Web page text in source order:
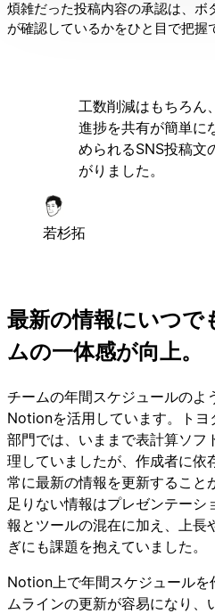
煩雑だった投稿内容の承認は、ボ
が確認しているかをひと目で把握
工数削減はもちろん
進捗を共有が簡単に
められるSNS投稿文
がりました。
若杉拓
最新の情報にいつで
ムの一体感が向上。
チームの年間スケジュールのよ
Notionを活用しています。トヨ
部門では、いままで表計算ソフ
理していましたが、作成者に依
常に最新の情報を更新すること
足りない情報はプレゼンテーシ
報とツールの混在に加え、上長
ぎにも課題を抱えていました。
Notion上で年間スケジュールを
ムラインの更新が容易になり、